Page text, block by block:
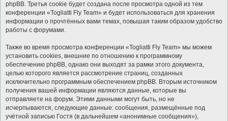
phpBB. Третья cookie будет создана после просмотра одной из тем
конференции «Togliatti Fly Team» и будет использоваться для хранения
информации о прочтённых вами темах, повышая таким образом удобство
работы с форумами.
Также во время просмотра конференции «Togliatti Fly Team» мы можем
установить cookies, внешние по отношению к программному
обеспечению phpBB, однако они выходят за рамки этого документа,
целью которого является рассмотрение страниц, созданных
исключительно программным обеспечением phpBB. Вторым источником
получения вашей информации являются данные, которые вы
отправляете на форум. Этими данными могут быть, но не
исчерпываются, следующие данные: сообщения, размещённые под
учётной записью Гостя (в дальнейшем «анонимные сообщения»),